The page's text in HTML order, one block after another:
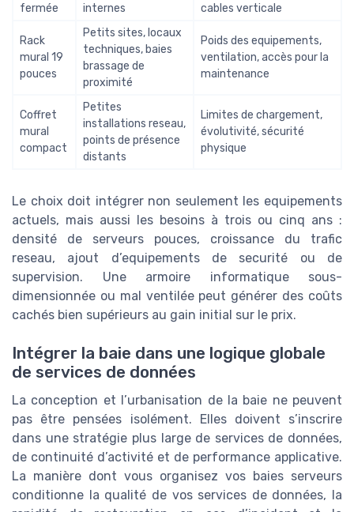
fermée
internes
cables verticale
Rack
mural 19
pouces
Petits sites, locaux
techniques, baies
brassage de
proximité
Poids des equipements,
ventilation, accès pour la
maintenance
Coffret
mural
compact
Petites
installations reseau,
points de présence
distants
Limites de chargement,
évolutivité, sécurité
physique
Le choix doit intégrer non seulement les equipements
actuels, mais aussi les besoins à trois ou cinq ans :
densité de serveurs pouces, croissance du trafic
reseau, ajout d’equipements de securité ou de
supervision. Une armoire informatique sous-
dimensionnée ou mal ventilée peut générer des coûts
cachés bien supérieurs au gain initial sur le prix.
Intégrer la baie dans une logique globale
de services de données
La conception et l’urbanisation de la baie ne peuvent
pas être pensées isolément. Elles doivent s’inscrire
dans une stratégie plus large de services de données,
de continuité d’activité et de performance applicative.
La manière dont vous organisez vos baies serveurs
conditionne la qualité de vos services de données, la